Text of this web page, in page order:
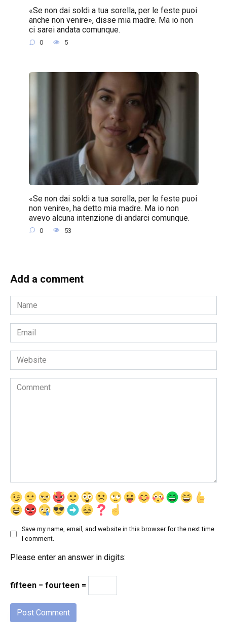
«Se non dai soldi a tua sorella, per le feste puoi
anche non venire», disse mia madre. Ma io non
ci sarei andata comunque.
0 5
«Se non dai soldi a tua sorella, per le feste puoi
non venire», ha detto mia madre. Ma io non
avevo alcuna intenzione di andarci comunque.
0 53
Add a comment
Name
*
Email
*
Website
Comment
Save my name, email, and website in this browser for the next time
I comment.
Please enter an answer in digits:
fifteen − fourteen =